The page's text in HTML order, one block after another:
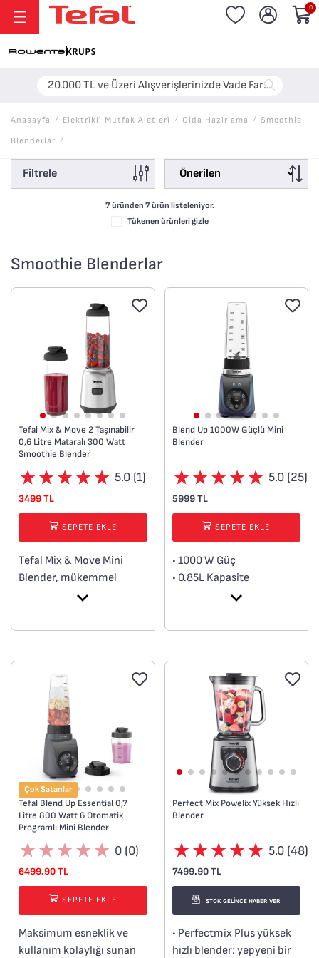
20.000 TL ve Üzeri Alışverişlerinizde Vade Farksız 6 Taksit!
0
Anasayfa / Elektri̇kli̇ Mutfak Aletleri̇ / Gida Hazirlama / Smoothie
Blenderlar
/
Filtrele
7 üründen 7ürün listeleniyor.
Tükenen ürünleri gizle
Smoothie Blenderlar
Tefal Mix & Move 2 Taşınabilir
0,6 Litre Mataralı 300 Watt
Smoothie Blender
5.0 (1)
3499 TL
SEPETE EKLE
Tefal Mix & Move Mini
Blender, mükemmel
karıştırma performansını
birleştirerek en sevdiğiniz
hazırlamanızı sağlar.
Hareket halindeyken
kullanım için ideal
tasarımıyla içeceklerinizi
her yerde keyifle
tüketebilirsiniz.
İki adet kullanışlı Tritan
taşınabilir şişe, evde veya
dışarıda—tek başınıza ya
da sevdiklerinizle—rahat
kullanım sunar.
Kompakt tasarımı
sayesinde kolayca
saklanır ve mutfakta yer
tasarrufu sağlar.
etkili karıştırma
performansı sunar.
Blend Up 1000W Güçlü Mini
Blender
5.0 (25)
5999 TL
SEPETE EKLE
• 1000 W Güç
• 0.85L Kapasite
• 8 Otomatik Program
Çok Satanlar
Tefal Blend Up Essential 0,7
Litre 800 Watt 6 Otomatik
Programlı Mini Blender
0 (0)
6499.90 TL
SEPETE EKLE
Maksimum esneklik ve
kullanım kolaylığı sunan
Perfect Mix Powelix Yüksek Hızlı
Blender
5.0 (48)
7499.90 TL
STOK GELİNCE HABER VER
• Perfectmix Plus yüksek
hızlı blender: yepyeni bir